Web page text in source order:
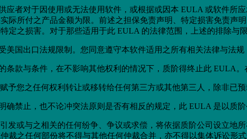
应者对于因使用或无法使用软件，或根据或因本 EULA 或软件所
际所付之产品金额为限。前述之担保免责声明、特定损害免责声
定之损害。对于那些适用于此 EULA 的法律范围，上述的排除与
美国出口法规限制。您同意遵守本软件适用之所有相关法律与法规
条款与条件，在不影响其他权利的情况下，质阶得终止此 EULA
予您之任何权利转让或移转给任何第三方或其他第三人，除非已
确禁止，也不论冲突法原则是否有相反的规定，此 EULA 是以质
发或与之相关的任何纷争、争议或求偿，将依据质阶公司设立地
裁之任何部份将不得与其他任何仲裁合并，亦不得以集体诉讼形式